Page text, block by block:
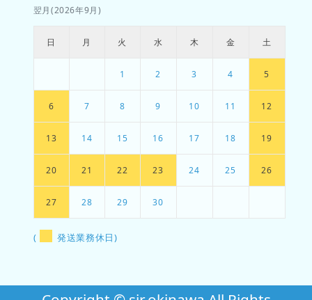
翌月(2026年9月)
日 月 火 水 木 金 土
1 2 3 4 5
6 7 8 9 10 11 12
13 14 15 16 17 18 19
20 21 22 23 24 25 26
27 28 29 30
( 発送業務休日)